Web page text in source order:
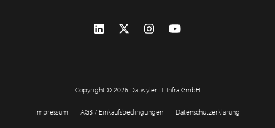
Copyright © 2026 Dätwyler IT Infra GmbH
Impressum AGB / Einkaufsbedingungen Datenschutzerklärung